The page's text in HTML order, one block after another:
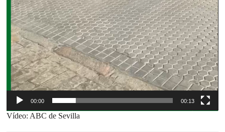
00:00 00:13
Vídeo: ABC de Sevilla